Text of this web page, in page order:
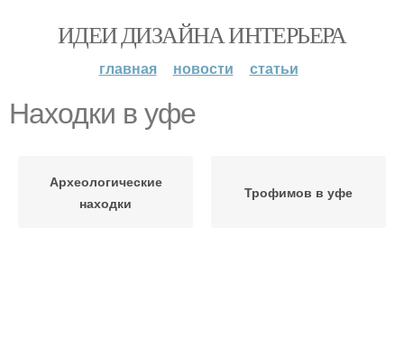
ИДЕИ ДИЗАЙНА ИНТЕРЬЕРА
главная новости статьи
Находки в уфе
Археологические
находки
Трофимов в уфе